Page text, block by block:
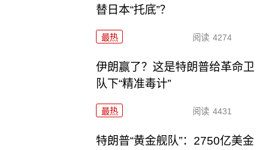
替日本“托底”？
最热 阅读 4274
伊朗赢了？这是特朗普给革命卫
队下“精准毒计”
最热 阅读 4431
特朗普“黄金舰队”：2750亿美金